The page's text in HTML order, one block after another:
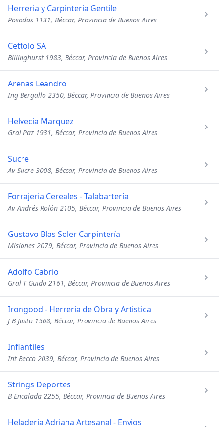
Herreria y Carpinteria Gentile
Posadas 1131, Béccar, Provincia de Buenos Aires
Cettolo SA
Billinghurst 1983, Béccar, Provincia de Buenos Aires
Arenas Leandro
Ing Bergallo 2350, Béccar, Provincia de Buenos Aires
Helvecia Marquez
Gral Paz 1931, Béccar, Provincia de Buenos Aires
Sucre
Av Sucre 3008, Béccar, Provincia de Buenos Aires
Forrajeria Cereales - Talabartería
Av Andrés Rolón 2105, Béccar, Provincia de Buenos Aires
Gustavo Blas Soler Carpintería
Misiones 2079, Béccar, Provincia de Buenos Aires
Adolfo Cabrio
Gral T Guido 2161, Béccar, Provincia de Buenos Aires
Irongood - Herreria de Obra y Artistica
J B Justo 1568, Béccar, Provincia de Buenos Aires
Inflantiles
Int Becco 2039, Béccar, Provincia de Buenos Aires
Strings Deportes
B Encalada 2255, Béccar, Provincia de Buenos Aires
Heladeria Adriana Artesanal - Envios